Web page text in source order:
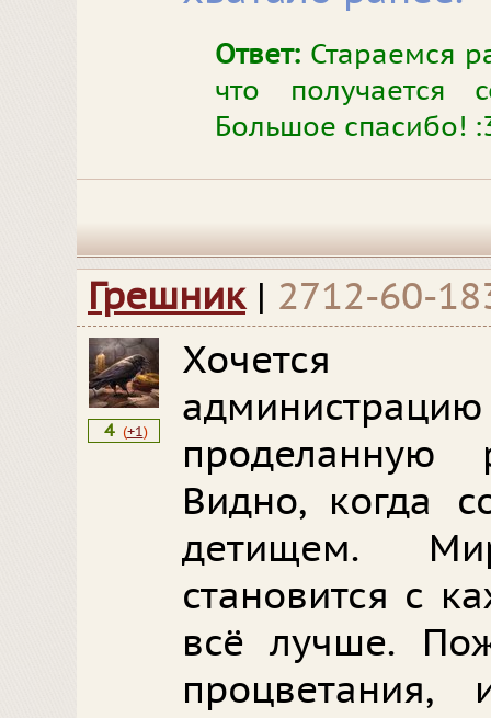
Ответ: Стараемся
что получается
Большое спасибо!
Грешник | 2712-60-
4 (+1)
Хочется
Видно, когда
детищем.
становится с
всё лучше.